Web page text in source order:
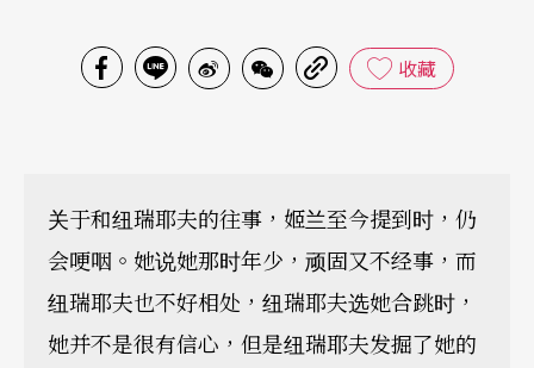
收藏
关于和纽瑞耶夫的往事，姬兰至今提到时，仍
会哽咽。她说她那时年少，顽固又不经事，而
纽瑞耶夫也不好相处，纽瑞耶夫选她合跳时，
她并不是很有信心，但是纽瑞耶夫发掘了她的